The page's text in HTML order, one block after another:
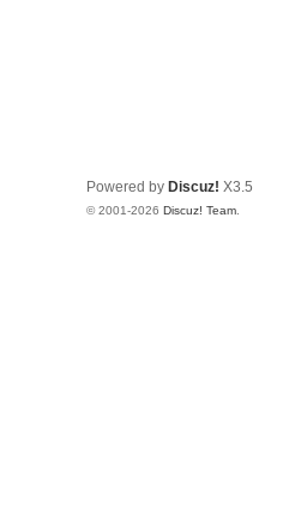
Powered by Discuz! X3.5
© 2001-2026 Discuz! Team